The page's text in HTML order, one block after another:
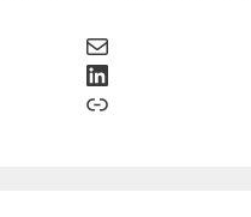
Mail
LinkedIn
Link